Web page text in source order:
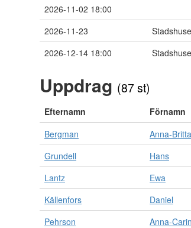
2026-11-02 18:00
2026-11-23
2026-12-14 18:00
Uppdrag (87 st)
Efternamn Förnamn
Bergman
Anna-Britta
Grundell
Hans
Lantz
Ewa
Källenfors
Daniel
Pehrson
Anna-Carin